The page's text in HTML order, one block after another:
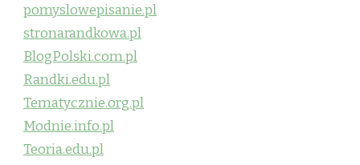
pomyslowepisanie.pl
stronarandkowa.pl
BlogPolski.com.pl
Randki.edu.pl
Tematycznie.org.pl
Modnie.info.pl
Teoria.edu.pl